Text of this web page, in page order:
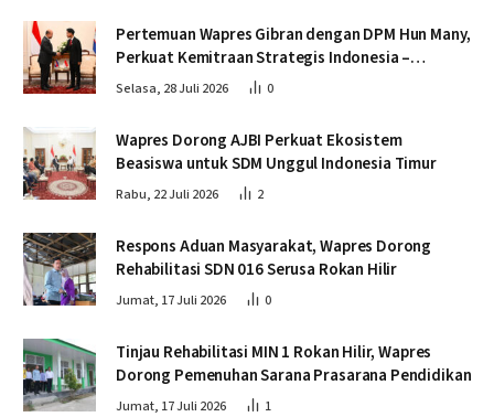
Pertemuan Wapres Gibran dengan DPM Hun Many,
Perkuat Kemitraan Strategis Indonesia –
Kamboja
Selasa, 28 Juli 2026 0
Wapres Dorong AJBI Perkuat Ekosistem
Beasiswa untuk SDM Unggul Indonesia Timur
Rabu, 22 Juli 2026 2
Respons Aduan Masyarakat, Wapres Dorong
Rehabilitasi SDN 016 Serusa Rokan Hilir
Jumat, 17 Juli 2026 0
Tinjau Rehabilitasi MIN 1 Rokan Hilir, Wapres
Dorong Pemenuhan Sarana Prasarana Pendidikan
Jumat, 17 Juli 2026 1